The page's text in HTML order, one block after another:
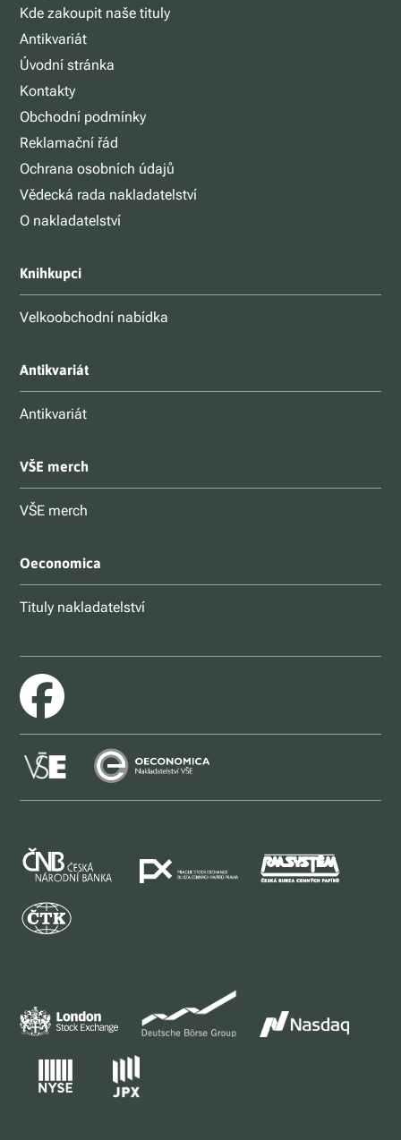
Kde zakoupit naše tituly
Antikvariát
Úvodní stránka
Kontakty
Obchodní podmínky
Reklamační řád
Ochrana osobních údajů
Vědecká rada nakladatelství
O nakladatelství
Knihkupci
Velkoobchodní nabídka
Antikvariát
Antikvariát
VŠE merch
VŠE merch
Oeconomica
Tituly nakladatelství